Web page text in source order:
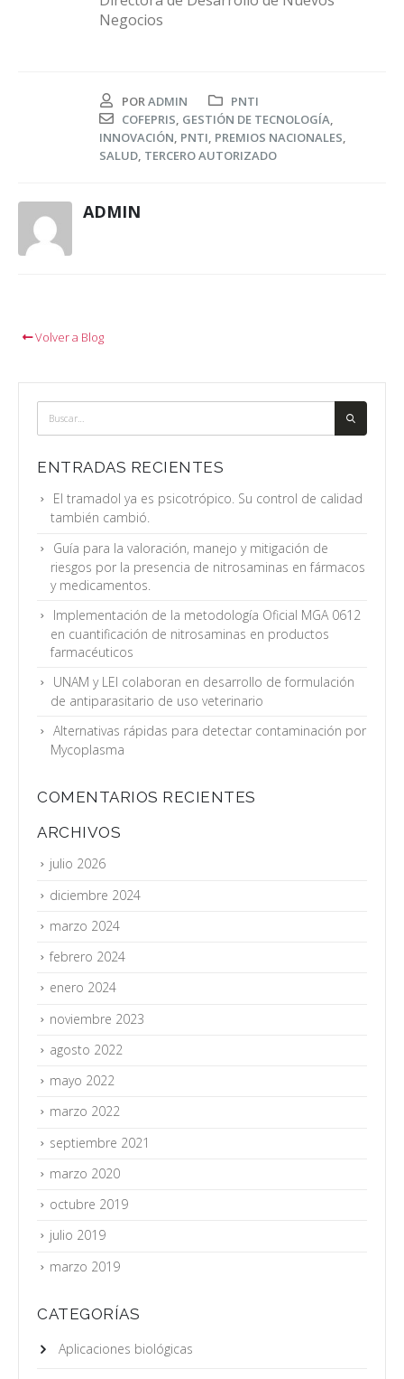
Negocios
PORADMIN
PNTI
COFEPRIS, GESTIÓN DE TECNOLOGÍA,
INNOVACIÓN, PNTI, PREMIOS NACIONALES,
SALUD, TERCERO AUTORIZADO
ADMIN
Volver a Blog
ENTRADAS RECIENTES
El tramadol ya es psicotrópico. Su control de calidad
también cambió.
Guía para la valoración, manejo y mitigación de
riesgos por la presencia de nitrosaminas en fármacos
y medicamentos.
Implementación de la metodología Oficial MGA 0612
en cuantificación de nitrosaminas en productos
farmacéuticos
UNAM y LEI colaboran en desarrollo de formulación
de antiparasitario de uso veterinario
Alternativas rápidas para detectar contaminación por
Mycoplasma
COMENTARIOS RECIENTES
ARCHIVOS
julio 2026
diciembre 2024
marzo 2024
febrero 2024
enero 2024
noviembre 2023
agosto 2022
mayo 2022
marzo 2022
septiembre 2021
marzo 2020
octubre 2019
julio 2019
marzo 2019
CATEGORÍAS
Aplicaciones biológicas